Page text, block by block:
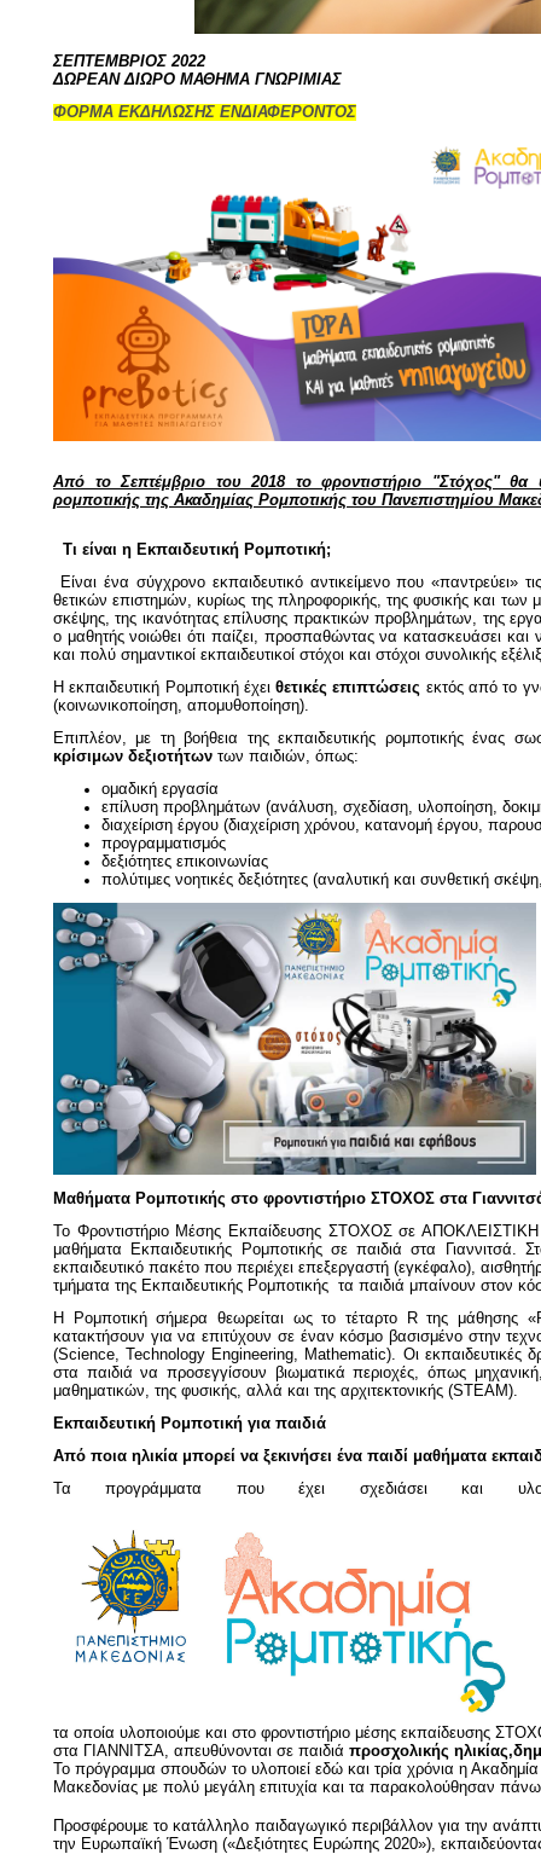
ΣΕΠΤΕΜΒΡΙΟΣ 2022
ΔΩΡΕΑΝ ΔΙΩΡΟ ΜΑΘΗΜΑ ΓΝΩΡΙΜΙΑΣ
ΦΟΡΜΑ ΕΚΔΗΛΩΣΗΣ ΕΝΔΙΑΦΕΡΟΝΤΟΣ
Από το Σεπτέμβριο του 2018 το φροντιστήριο "Στόχος" θα
ρομποτικής της Ακαδημίας Ρομποτικής του Πανεπιστημίου
Τι είναι η Εκπαιδευτική Ρομποτική;
Είναι ένα σύγχρονο εκπαιδευτικό αντικείμενο που «παντρεύει»
θετικών επιστημών, κυρίως της πληροφορικής, της φυσικής και των
σκέψης, της ικανότητας επίλυσης πρακτικών προβλημάτων, της
ο μαθητής νοιώθει ότι παίζει, προσπαθώντας να κατασκευάσει και
και πολύ σημαντικοί εκπαιδευτικοί στόχοι και στόχοι συνολικής
Η εκπαιδευτική Ρομποτική έχειθετικές επιπτώσεις εκτός από το
(κοινωνικοποίηση, απομυθοποίηση).
Επιπλέον, με τη βοήθεια της εκπαιδευτικής ρομποτικής ένας
κρίσιμων δεξιοτήτων των παιδιών, όπως:
ομαδική εργασία
επίλυση προβλημάτων (ανάλυση, σχεδίαση, υλοποίηση,
διαχείριση έργου (διαχείριση χρόνου, κατανομή έργου,
προγραμματισμός
δεξιότητες επικοινωνίας
πολύτιμες νοητικές δεξιότητες (αναλυτική και συνθετική
Μαθήματα Ρομποτικής στο φροντιστήριο ΣΤΟΧΟΣ στα
Το Φροντιστήριο Μέσης Εκπαίδευσης ΣΤΟΧΟΣ σε ΑΠΟΚΛΕΙΣΤΙΚΗ
μαθήματα Εκπαιδευτικής Ρομποτικής σε παιδιά στα
εκπαιδευτικό πακέτο που περιέχει επεξεργαστή (εγκέφαλο),
τμήματα της Εκπαιδευτικής Ρομποτικής τα παιδιά μπαίνουν στον
Η Ρομποτική σήμερα θεωρείται ως το τέταρτο
Rτης μάθησης «
κατακτήσουν για να επιτύχουν σε έναν κόσμο βασισμένο στην
(Science, Technology Engineering, Mathematic). Οι εκπαιδευτικές
στα παιδιά να προσεγγίσουν βιωματικά περιοχές, όπως
μαθηματικών, της φυσικής, αλλά και της αρχιτεκτονικής (STEAM).
Εκπαιδευτική Ρομποτική για παιδιά
Από ποια ηλικία μπορεί να ξεκινήσει ένα παιδί μαθήματα
Τα προγράμματα που έχει σχεδιάσει και
τα οποία υλοποιούμε και στο φροντιστήριο μέσης εκπαίδευσης
στα ΓΙΑΝΝΙΤΣΑ, απευθύνονται σε παιδιά προσχολικής
Το πρόγραμμα σπουδών το υλοποιεί εδώ και τρία χρόνια η Ακαδημία
Μακεδονίας με πολύ μεγάλη επιτυχία και τα παρακολούθησαν
Προσφέρουμε το κατάλληλο παιδαγωγικό περιβάλλον για την
την Ευρωπαϊκή Ένωση («Δεξιότητες Ευρώπης 2020»),